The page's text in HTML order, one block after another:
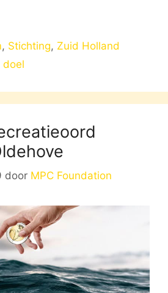
, Stichting, Zuid Holland
doel
door MPC Foundation